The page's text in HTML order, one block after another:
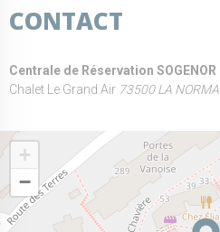
CONTACT
Centrale de Réservation SOGENOR
Chalet Le Grand Air 73500 LA NORMA
+
−